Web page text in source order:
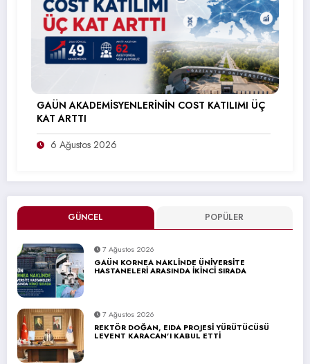
GÜNCEL POPÜLER
7 Ağustos 2026
GAÜN KORNEA NAKLİNDE ÜNİVERSİTE
HASTANELERİ ARASINDA İKİNCİ SIRADA
7 Ağustos 2026
REKTÖR DOĞAN, EIDA PROJESİ YÜRÜTÜCÜSÜ
LEVENT KARACAN’I KABUL ETTİ
GAÜN AKADEMİSYENLERİNİN COST KATILIMI ÜÇ
KAT ARTTI
6 Ağustos 2026